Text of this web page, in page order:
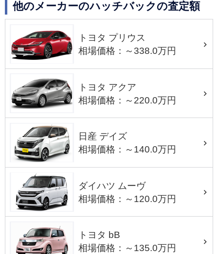
他のメーカーのハッチバックの査定額
トヨタ プリウス
相場価格：～338.0万円
トヨタ アクア
相場価格：～220.0万円
日産 デイズ
相場価格：～140.0万円
ダイハツ ムーヴ
相場価格：～120.0万円
トヨタ bB
相場価格：～135.0万円